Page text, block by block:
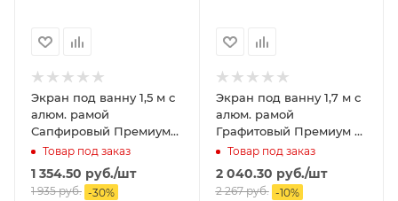
Экран под ванну 1,5 м с
алюм. рамой
Сапфировый Премиум
А МЕТАКАМ
Товар под заказ
1 354.50 руб./шт
1 935руб. -30%
Экран под ванну 1,7 м с
алюм. рамой
Графитовый Премиум А
МЕТАКАМ
Товар под заказ
2 040.30 руб./шт
2 267руб. -10%